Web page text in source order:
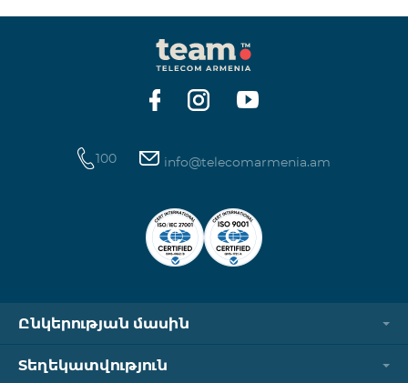
կերպով։ Խնդրում ենք ուշադրություն դարձնել, որ
Captcha հղումն աշխատում է միայն
համապատասխան օպերատորի բջջային
ցանցին միացված լինելու դեպքում։ Wi-Fi-ը և VPN-
ը պետք է անջատված լինեն, հակառակ դեպքում
100 info@telecomarmenia.am
Ընկերության մասին
Տեղեկատվություն